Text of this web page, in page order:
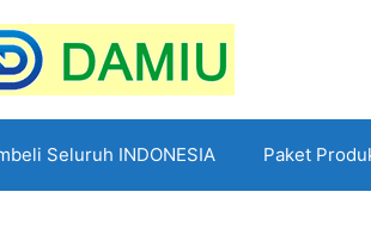
Seluruh INDONESIA Paket